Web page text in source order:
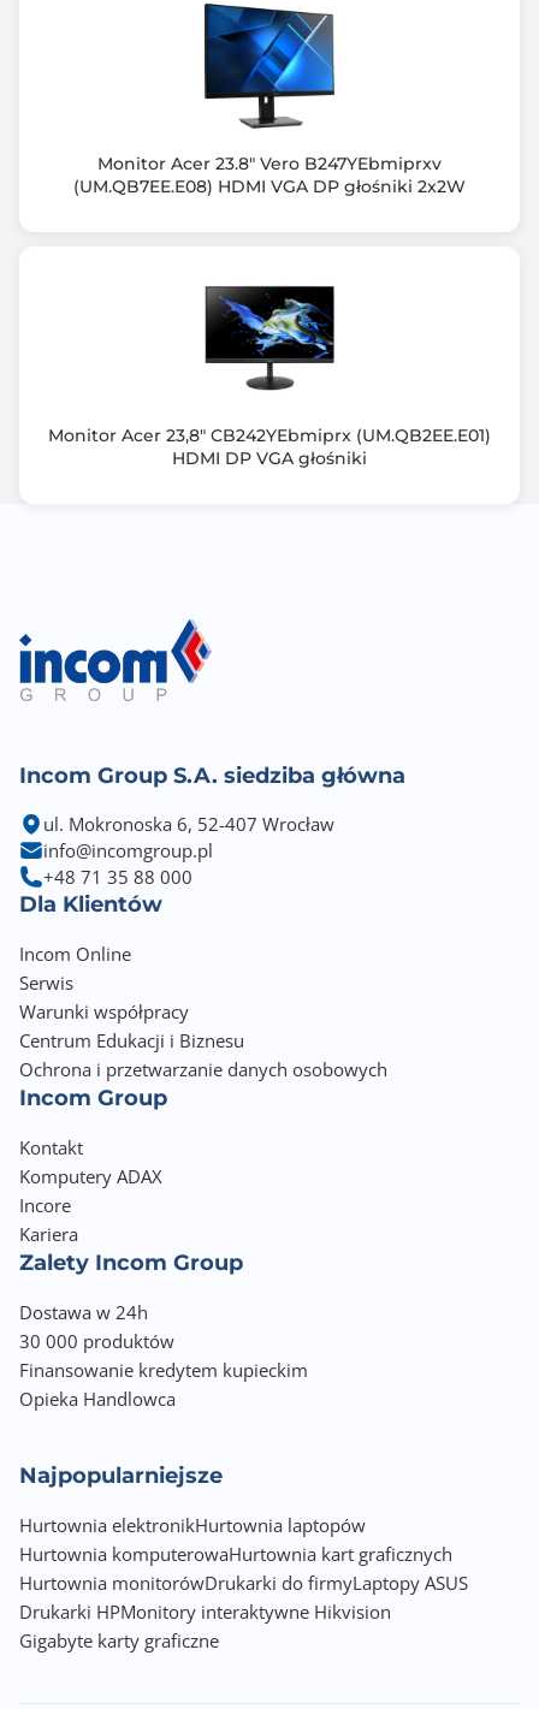
Kąt widzenia poziomy (H)
Zakrzywiony ekran
Nie
VESA AdaptiveSync Display 240Hz
AMD FreeSync Premium
TUV Low Blue Light
Zgodność z technologią HDCP
Tak
Tak
Obsługa Adaptive Sync
Tak
Redukcja migotania [FlickerFree/Safe]
Tak
Redukcja niebieskiego światła [Low Blue Light]
Tak
Regulacja kąta nachylenia [Tilt]
-5° / +23°
2 x 2W
Montaż VESA
100 x 100
Nasycenie kolorów
Pobór energii (podczas pracy)
Pobór energii (tryb czuwania)
0.50 W
Kolor obudowy
Monitor Acer 23.8" Vero B247YEbmiprxv
(UM.QB7EE.E08) HDMI VGA DP głośniki 2x2W
Monitor Acer 23,8" CB242YEbmiprx (UM.QB2EE.E01)
HDMI DP VGA głośniki
Incom Group S.A. siedziba główna
ul. Mokronoska 6, 52-407 Wrocław
info@incomgroup.pl
+48 71 35 88 000
Dla Klientów
Incom Online
Serwis
Warunki współpracy
Centrum Edukacji i Biznesu
Ochrona i przetwarzanie danych osobowych
Incom Group
Kontakt
Komputery ADAX
Incore
Kariera
Zalety Incom Group
Dostawa w 24h
30 000 produktów
Finansowanie kredytem kupieckim
Opieka Handlowca
Najpopularniejsze
Hurtownia elektronikHurtownia laptopów
Hurtownia komputerowaHurtownia kart graficznych
Hurtownia monitorówDrukarki do firmyLaptopy ASUS
Drukarki HPMonitory interaktywne Hikvision
Gigabyte karty graficzne